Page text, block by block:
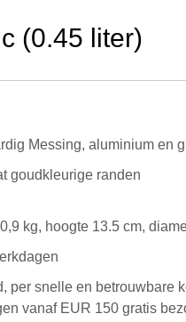
(0.45 liter)
Messing, aluminium en
goudkleurige randen
kg, hoogte 13.5 cm,
per snelle en betrouwbare
vanaf EUR 150 gratis